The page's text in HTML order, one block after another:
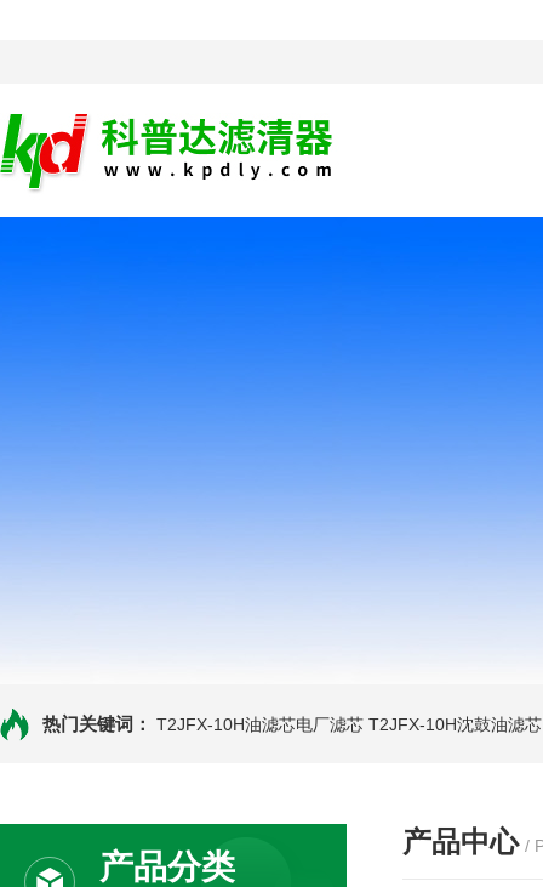
热门关键词： T2JFX-10H油滤芯电厂滤芯 T2JFX-10H沈鼓油滤芯
产品分类
产品中心 /